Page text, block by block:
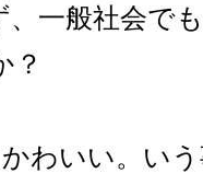
、一般社会で
？
わいい。い